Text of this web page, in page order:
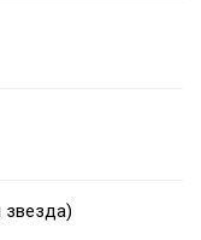
звезда)